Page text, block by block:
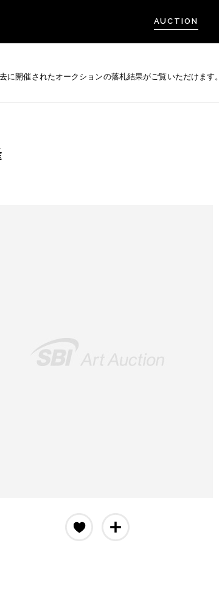
AUCTION
に開催されたオークションの落札結果がご覧いただけます。